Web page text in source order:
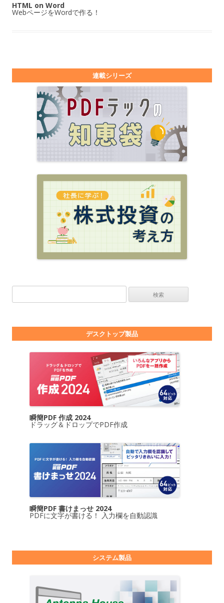
HTML on Word
WebページをWordで作る！
連載シリーズ
デスクトップ製品
瞬簡PDF 作成 2024
ドラッグ＆ドロップでPDF作成
瞬簡PDF 書けまっせ 2024
PDFに文字が書ける！ 入力欄を自動認識
システム製品